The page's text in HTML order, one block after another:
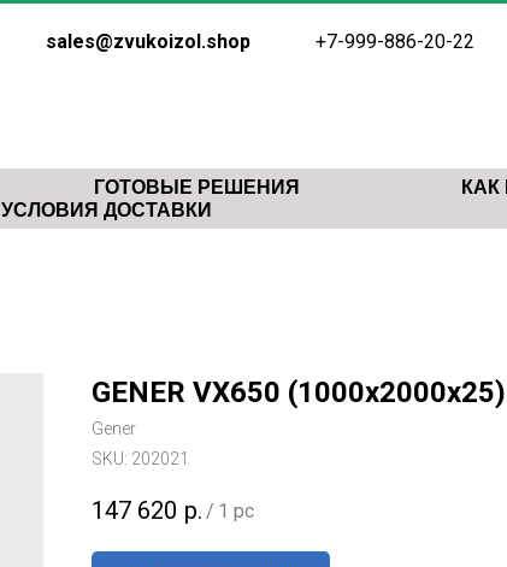
+7-999-886-20-22
sales@zvukoizol.shop
ГОТОВЫЕ РЕШЕНИЯ
УСЛОВИЯ ДОСТАВКИ
GENER VX650
Gener
SKU: 202021
147 620 р. / 1 pc